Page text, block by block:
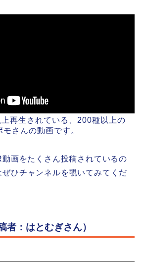
再生されている、200種以上の
さんの動画です。
画をたくさん投稿されているの
ひチャンネルを覗いてみてくだ
者：はとむぎさん）